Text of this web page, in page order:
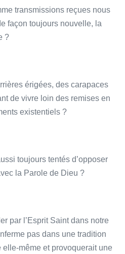
transmissions reçues nous
façon toujours nouvelle, la
?
érigées, des carapaces
de vivre loin des remises en
existentiels ?
toujours tentés d’opposer
la Parole de Dieu ?
par l’Esprit Saint dans notre
pas dans une tradition
même et provoquerait une